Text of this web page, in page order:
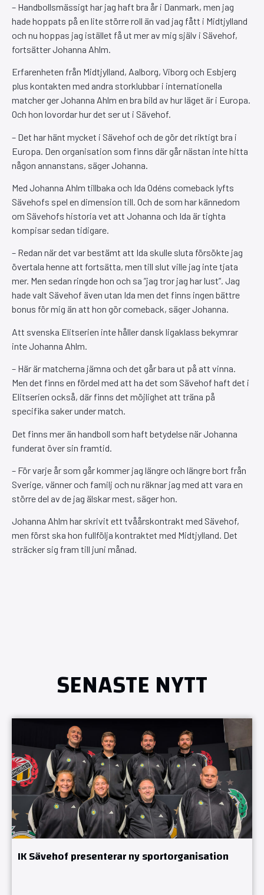
– Handbollsmässigt har jag haft bra år i Danmark, men jag
hade hoppats på en lite större roll än vad jag fått i Midtjylland
och nu hoppas jag istället få ut mer av mig själv i Sävehof,
fortsätter Johanna Ahlm.
Erfarenheten från Midtjylland, Aalborg, Viborg och Esbjerg
plus kontakten med andra storklubbar i internationella
matcher ger Johanna Ahlm en bra bild av hur läget är i Europa.
Och hon lovordar hur det ser ut i Sävehof.
– Det har hänt mycket i Sävehof och de gör det riktigt bra i
Europa. Den organisation som finns där går nästan inte hitta
någon annanstans, säger Johanna.
Med Johanna Ahlm tillbaka och Ida Odéns comeback lyfts
Sävehofs spel en dimension till. Och de som har kännedom
om Sävehofs historia vet att Johanna och Ida är tighta
kompisar sedan tidigare.
– Redan när det var bestämt att Ida skulle sluta försökte jag
övertala henne att fortsätta, men till slut ville jag inte tjata
mer. Men sedan ringde hon och sa ”jag tror jag har lust”. Jag
hade valt Sävehof även utan Ida men det finns ingen bättre
bonus för mig än att hon gör comeback, säger Johanna.
Att svenska Elitserien inte håller dansk ligaklass bekymrar
inte Johanna Ahlm.
– Här är matcherna jämna och det går bara ut på att vinna.
Men det finns en fördel med att ha det som Sävehof haft det i
Elitserien också, där finns det möjlighet att träna på
specifika saker under match.
Det finns mer än handboll som haft betydelse när Johanna
funderat över sin framtid.
– För varje år som går kommer jag längre och längre bort från
Sverige, vänner och familj och nu räknar jag med att vara en
större del av de jag älskar mest, säger hon.
Johanna Ahlm har skrivit ett tvåårskontrakt med Sävehof,
men först ska hon fullfölja kontraktet med Midtjylland. Det
sträcker sig fram till juni månad.
SENASTE NYTT
IK Sävehof presenterar ny sportorganisation